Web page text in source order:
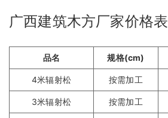
广西建筑木方厂家价格表
品名 规格(cm)
4米辐射松 按需加工
3米辐射松 按需加工